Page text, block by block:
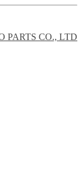
PARTS CO., LTD